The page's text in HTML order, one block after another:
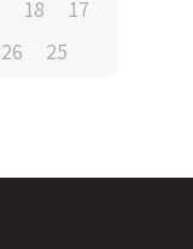
17
18
25
26